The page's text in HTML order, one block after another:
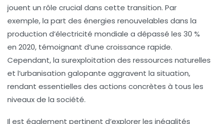
jouent un rôle crucial dans cette transition. Par
exemple, la part des énergies renouvelables dans la
production d’électricité mondiale a dépassé les 30 %
en 2020, témoignant d’une croissance rapide.
Cependant, la surexploitation des ressources naturelles
et l’urbanisation galopante aggravent la situation,
rendant essentielles des actions concrètes à tous les
niveaux de la société.
Il est également pertinent d’explorer les inégalités